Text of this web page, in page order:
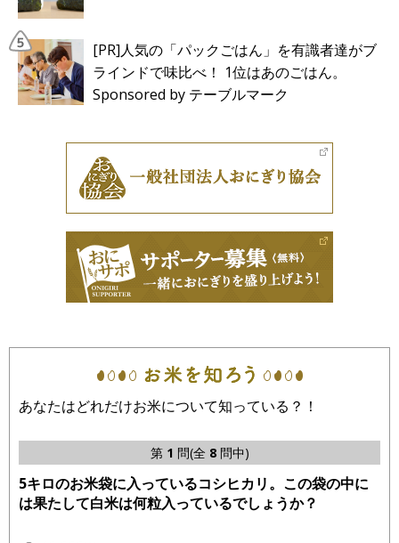
[PR]人気の「パックごはん」を有識者達がブ
ラインドで味比べ！ 1位はあのごはん。
Sponsored by テーブルマーク
あなたはどれだけお米について知っている？！
第 1 問(全 8問中)
5キロのお米袋に入っているコシヒカリ。この袋の中に
は果たして白米は何粒入っているでしょうか？